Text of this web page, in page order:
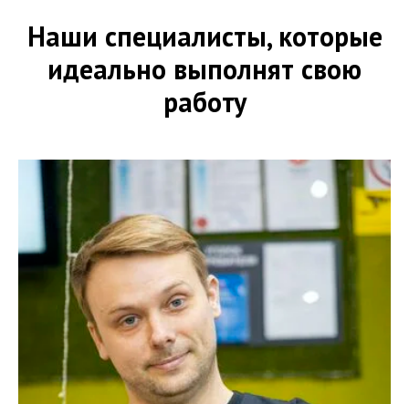
Наши специалисты, которые
идеально выполнят свою
работу